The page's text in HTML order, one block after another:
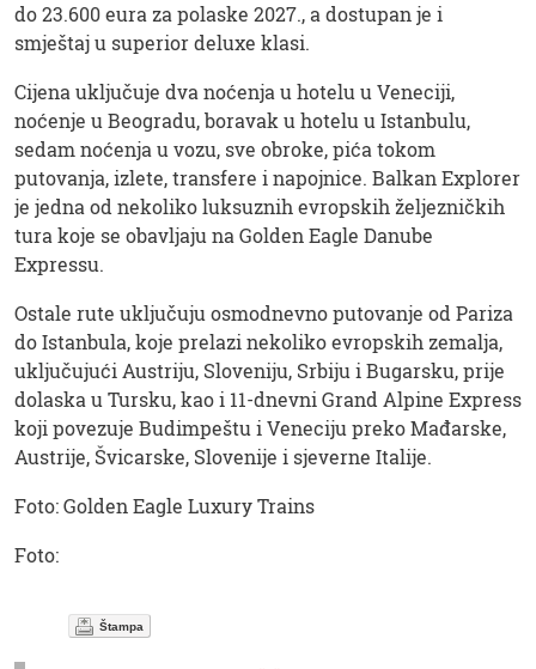
do 23.600 eura za polaske 2027., a dostupan je i
smještaj u superior deluxe klasi.
Cijena uključuje dva noćenja u hotelu u Veneciji,
noćenje u Beogradu, boravak u hotelu u Istanbulu,
sedam noćenja u vozu, sve obroke, pića tokom
putovanja, izlete, transfere i napojnice. Balkan Explorer
je jedna od nekoliko luksuznih evropskih željezničkih
tura koje se obavljaju na Golden Eagle Danube
Expressu.
Ostale rute uključuju osmodnevno putovanje od Pariza
do Istanbula, koje prelazi nekoliko evropskih zemalja,
uključujući Austriju, Sloveniju, Srbiju i Bugarsku, prije
dolaska u Tursku, kao i 11-dnevni Grand Alpine Express
koji povezuje Budimpeštu i Veneciju preko Mađarske,
Austrije, Švicarske, Slovenije i sjeverne Italije.
Foto: Golden Eagle Luxury Trains
Foto:
Štampa